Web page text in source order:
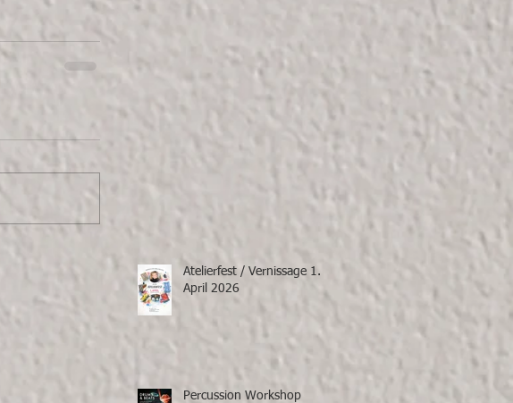
Atelierfest / Vernissage 1.
April 2026
Percussion Workshop